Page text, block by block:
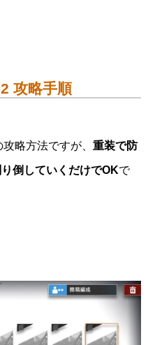
攻略手順
略方法ですが、 重装で防
倒していくだけでOKで